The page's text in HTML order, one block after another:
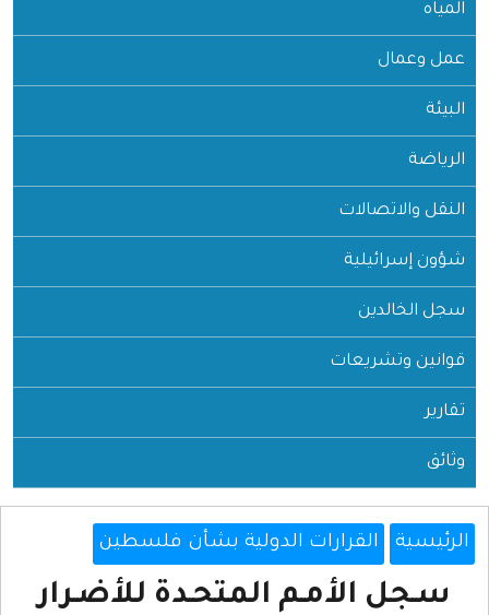
المياه
عمل وعمال
البيئة
الرياضة
النقل والاتصالات
شؤون إسرائيلية
سجل الخالدين
قوانين وتشريعات
تقارير
وثائق
الرئيسية القرارات الدولية بشأن فلسطين
سـجل الأمـم المتحـدة للأضـرار